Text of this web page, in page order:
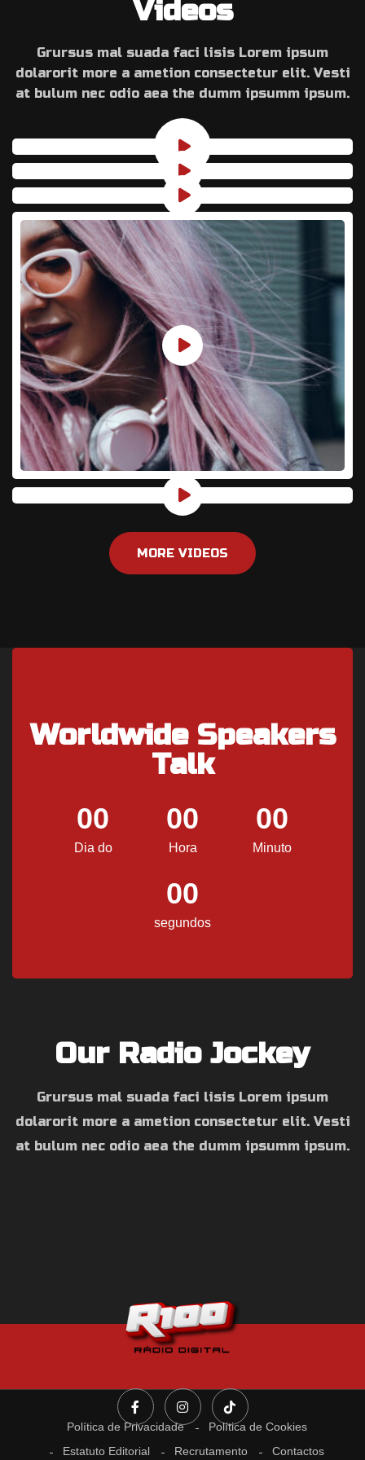
Videos
Grursus mal suada faci lisis Lorem ipsum
dolarorit more a ametion consectetur elit. Vesti
at bulum nec odio aea the dumm ipsumm ipsum.
MORE VIDEOS
Worldwide Speakers
Talk
00
Dia do
00
Hora
00
Minuto
00
segundos
Our Radio Jockey
Grursus mal suada faci lisis Lorem ipsum
dolarorit more a ametion consectetur elit. Vesti
at bulum nec odio aea the dumm ipsumm ipsum.
Política de Privacidade
Política de Cookies
Estatuto Editorial
Recrutamento Contactos